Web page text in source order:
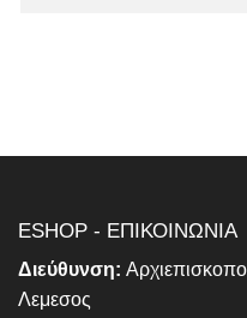
ESHOP - ΕΠΙΚΟΙΝΩΝΙΑ
Διεύθυνση:
Λεμεσος